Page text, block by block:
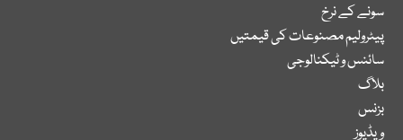
سونے کے نرخ
پیٹرولیم مصنوعات کی قیمتیں
سائنس و ٹیکنالوجی
بلاگ
بزنس
ویڈیوز